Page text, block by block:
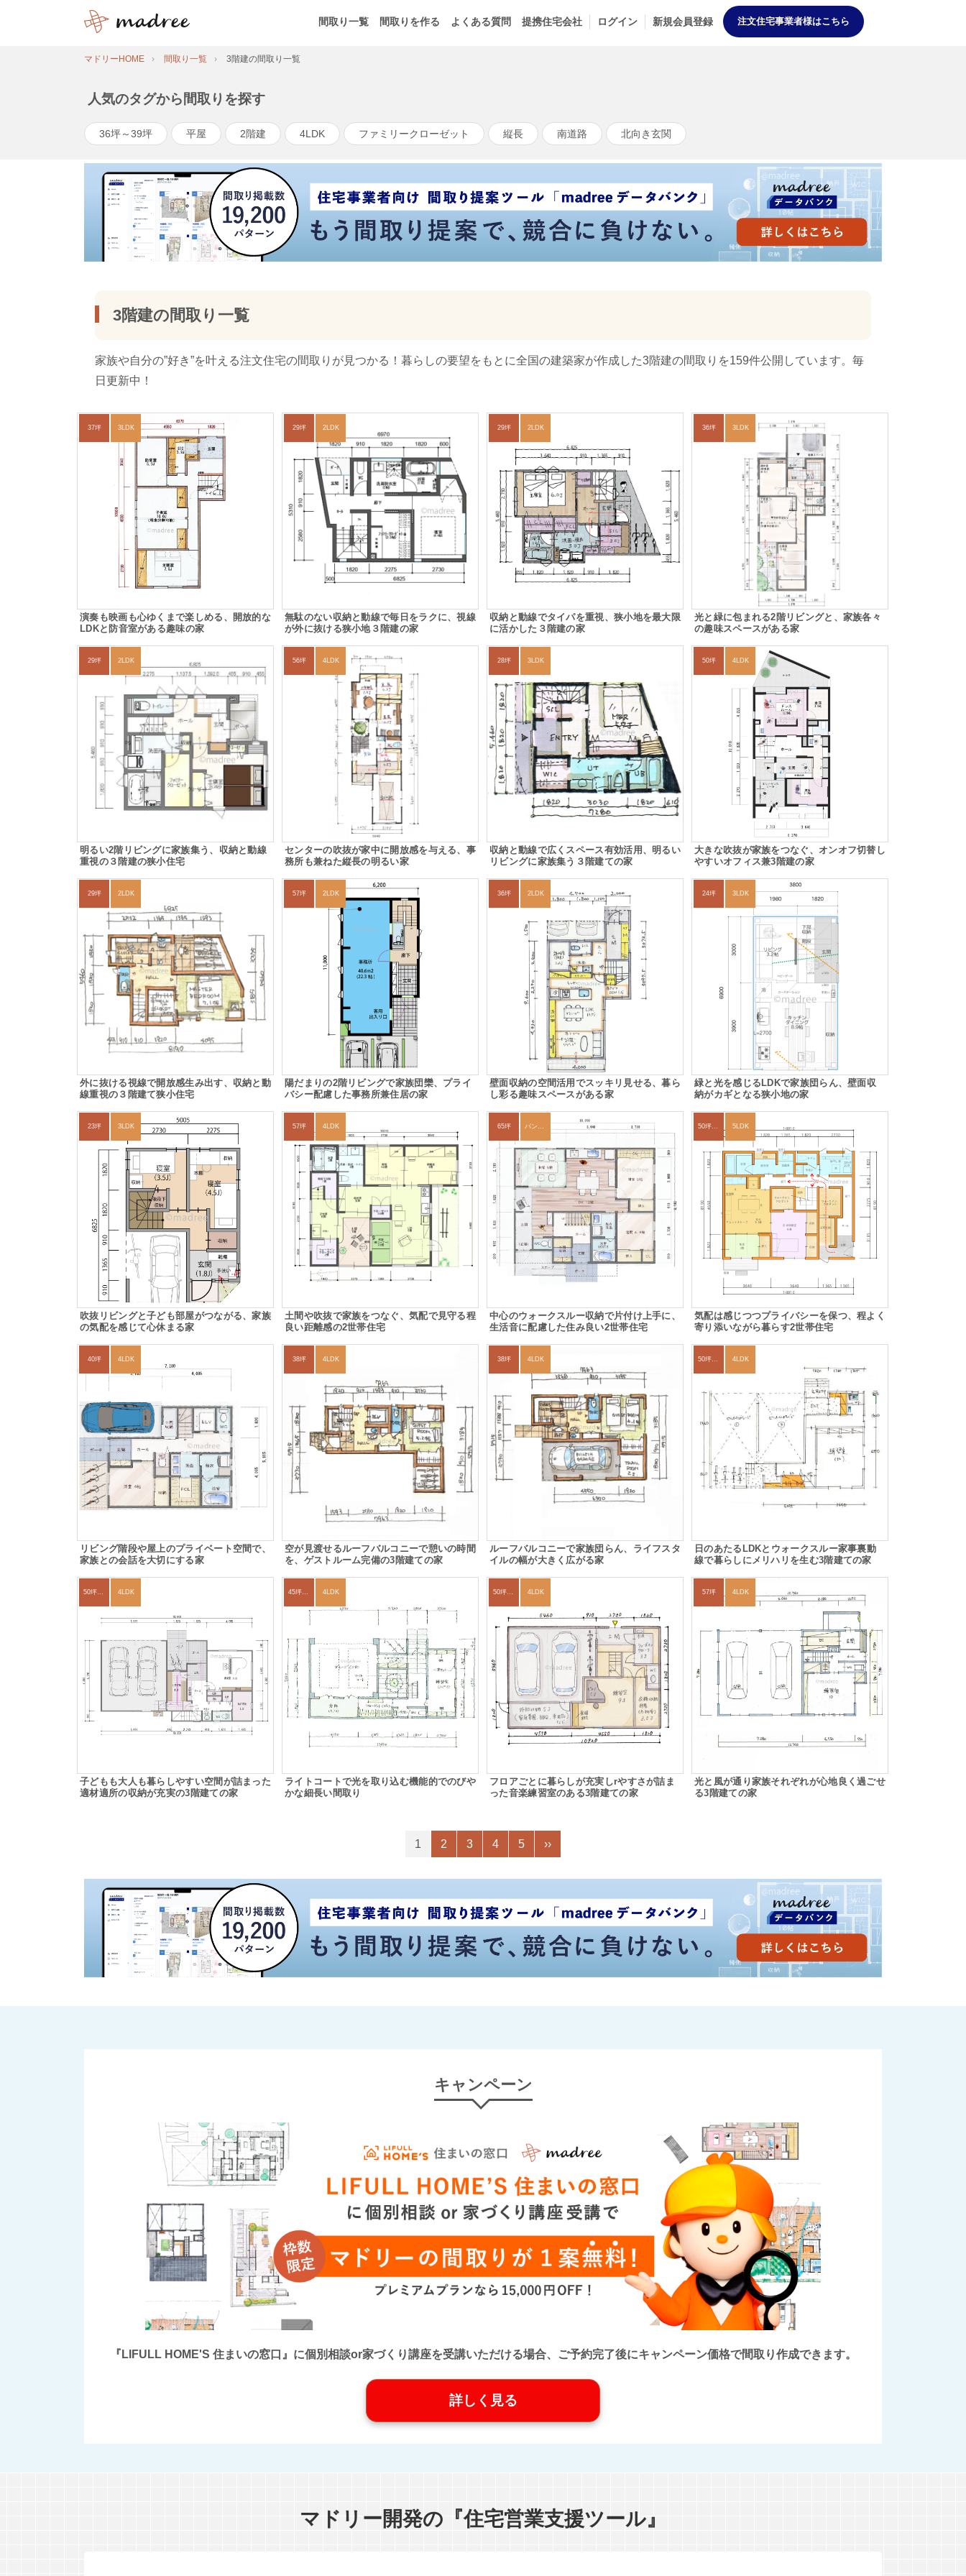
間取り一覧 間取りを作る よくある質問 提携住宅会社 ログイン 新規会員登録 注文住宅事業者様はこちら
マドリーHOME 間取り一覧 3階建の間取り一覧
人気のタグから間取りを探す
36坪～39坪 平屋 2階建 4LDK ファミリークローゼット 縦長 南道路 北向き玄関
3階建の間取り一覧
家族や自分の”好き”を叶える注文住宅の間取りが見つかる！暮らしの要望をもとに全国の建築家が作成した3階建の間取りを159件公開しています。毎
日更新中！
37坪 3LDK
演奏も映画も心ゆくまで楽しめる、開放的な
LDKと防音室がある趣味の家
29坪 2LDK
無駄のない収納と動線で毎日をラクに、視線
が外に抜ける狭小地３階建の家
29坪 2LDK
収納と動線でタイパを重視、狭小地を最大限
に活かした３階建の家
36坪 3LDK
光と緑に包まれる2階リビングと、家族各々
の趣味スペースがある家
29坪 2LDK
明るい2階リビングに家族集う、収納と動線
重視の３階建の狭小住宅
56坪 4LDK
センターの吹抜が家中に開放感を与える、事
務所も兼ねた縦長の明るい家
28坪 3LDK
収納と動線で広くスペース有効活用、明るい
リビングに家族集う３階建ての家
50坪 4LDK
大きな吹抜が家族をつなぐ、オンオフ切替し
やすいオフィス兼3階建の家
29坪 2LDK
外に抜ける視線で開放感生み出す、収納と動
線重視の３階建て狭小住宅
57坪 2LDK
陽だまりの2階リビングで家族団欒、プライ
バシー配慮した事務所兼住居の家
36坪 2LDK
壁面収納の空間活用でスッキリ見せる、暮ら
し彩る趣味スペースがある家
24坪 3LDK
緑と光を感じるLDKで家族団らん、壁面収
納がカギとなる狭小地の家
23坪 3LDK
吹抜リビングと子ども部屋がつながる、家族
の気配を感じて心休まる家
57坪 4LDK
土間や吹抜で家族をつなぐ、気配で見守る程
良い距離感の2世帯住宅
65坪 パントリー
中心のウォークスルー収納で片付け上手に、
生活音に配慮した住み良い2世帯住宅
50坪以上 5LDK
気配は感じつつプライバシーを保つ、程よく
寄り添いながら暮らす2世帯住宅
40坪 4LDK
リビング階段や屋上のプライベート空間で、
家族との会話を大切にする家
38坪 4LDK
空が見渡せるルーフバルコニーで憩いの時間
を、ゲストルーム完備の3階建ての家
38坪 4LDK
ルーフバルコニーで家族団らん、ライフスタ
イルの幅が大きく広がる家
50坪以上 4LDK
日のあたるLDKとウォークスルー家事裏動
線で暮らしにメリハリを生む3階建ての家
50坪以上 4LDK
子どもも大人も暮らしやすい空間が詰まった
適材適所の収納が充実の3階建ての家
45坪～49坪 4LDK
ライトコートで光を取り込む機能的でのびや
かな細長い間取り
50坪以上 4LDK
フロアごとに暮らしが充実しrやすさが詰ま
った音楽練習室のある3階建ての家
57坪 4LDK
光と風が通り家族それぞれが心地良く過ごせ
る3階建ての家
1 2 3 4 5 ››
キャンペーン
『LIFULL HOME'S 住まいの窓口』に個別相談or家づくり講座を受講いただける場合、ご予約完了後にキャンペーン価格で間取り作成できます。
詳しく見る
マドリー開発の『住宅営業支援ツール』